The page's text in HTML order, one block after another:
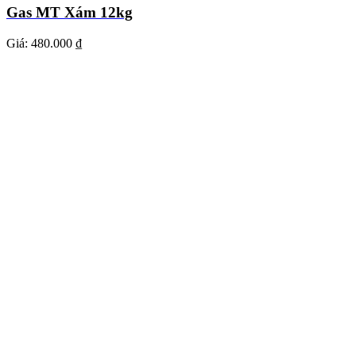
Gas MT Xám 12kg
Giá: 480.000 ₫